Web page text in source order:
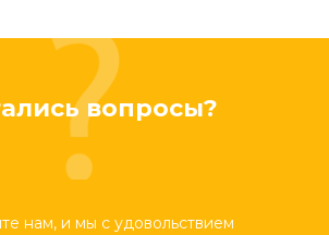
вопросы?
нам, и мы с удовольствием